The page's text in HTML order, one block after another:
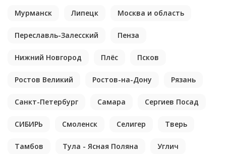
Мурманск Липецк Москва и область
Переславль-Залесский Пенза
Нижний Новгород Плёс Псков
Ростов Великий Ростов-на-Дону Рязань
Санкт-Петербург Самара Сергиев Посад
СИБИРЬ Смоленск Селигер Тверь
Тамбов Тула - Ясная Поляна Углич